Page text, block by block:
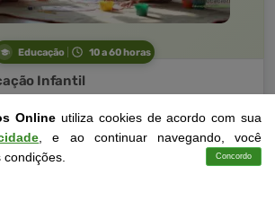
Educação 10 a 60 horas
Infantil
Curso
Gratuito
Online utiliza cookies de acordo com sua
, e ao continuar navegando, você
Concordo
Cursos Login